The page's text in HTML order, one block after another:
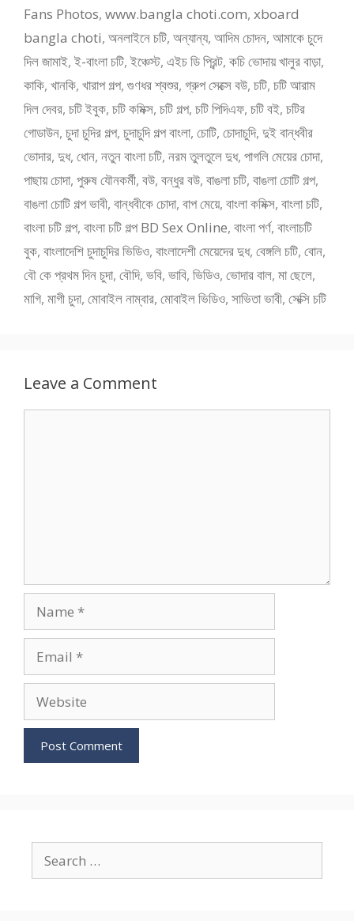
Fans Photos, www.bangla choti.com, xboard
bangla choti, অনলাইনে চটি, অন্যান্য, আদিম চোদন, আমাকে চুদে
দিল জামাই,ই-বাংলা চটি,ইঞ্চেস্ট, এইচ ডি প্রিন্ট, কচি ভোদায় খালুর বাড়া,
কাকি, খানকি, খারাপ গল্প, গুণধর শ্বশুর, গ্রুপ সেক্সে বউ, চটি, চটি আরাম
দিল দেবর, চটি ইবুক, চটি কমিক্স, চটি গল্প, চটি পিদিএফ, চটি বই, চটির
গোডাউন, চুদা চুদির গল্প, চুদাচুদি গল্প বাংলা, চোটি, চোদাচুদি, দুই বান্ধবীর
ভোদার, দুধ, ধোন, নতুন বাংলা চটি, নরম তুলতুলে দুধ, পাগলি মেয়ের চোদা,
পাছায় চোদা, পুরুষ যৌনকর্মী, বউ, বন্ধুর বউ, বাঙলা চটি, বাঙলা চোটি গল্প,
বাঙলা চোটি গল্প ভাবী, বান্ধবীকে চোদা, বাপ মেয়ে, বাংলা কমিক্স, বাংলা চটি,
বাংলা চটি গল্প, বাংলা চটি গল্প BD Sex Online, বাংলা পর্ণ, বাংলাচটি
বুক, বাংলাদেশি চুদাচুদির ভিডিও, বাংলাদেশী মেয়েদের দুধ, বেঙ্গলি চটি, বোন,
বৌ কে প্রথম দিন চুদা, বৌদি, ভবি, ভাবি, ভিডিও, ভোদার বাল, মা ছেলে,
মাগি, মাগী চুদা, মোবাইল নাম্বার, মোবাইল ভিডিও, সাভিতা ভাবী, সেক্সি চটি
Leave a Comment
for: